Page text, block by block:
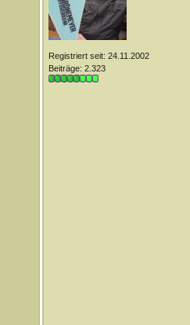
Registriert seit: 24.11.2002
Beiträge: 2.323